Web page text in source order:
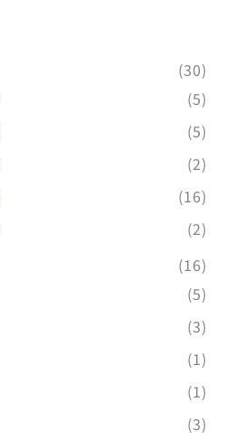
(30)
(5)
(5)
(2)
(16)
(2)
(16)
(5)
(3)
(1)
(1)
(3)